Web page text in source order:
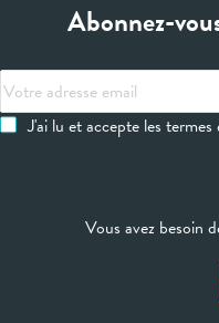
Abonnez-
Votre
adresse
emailJ'ai lu et accepte les
Vous avez besoin